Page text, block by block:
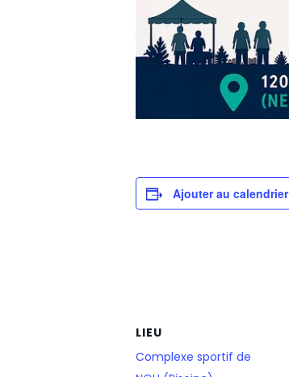
Ajouter au calendrier
LIEU
Complexe sportif de